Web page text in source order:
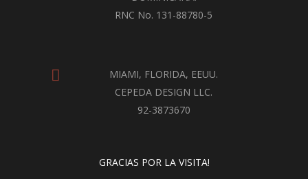
RNC No. 131-88780-5
MIAMI, FLORIDA, EEUU.
CEPEDA DESIGN LLC.
92-3873670
GRACIAS POR LA VISITA!